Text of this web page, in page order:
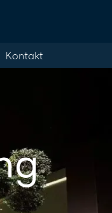
Kontakt